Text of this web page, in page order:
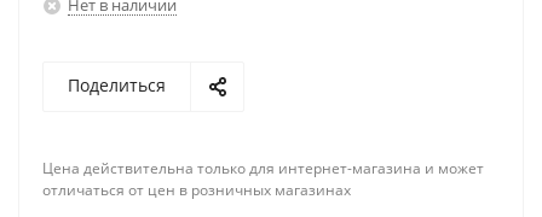
Нет в наличии
Поделиться
Цена действительна только для интернет-магазина и может
отличаться от цен в розничных магазинах